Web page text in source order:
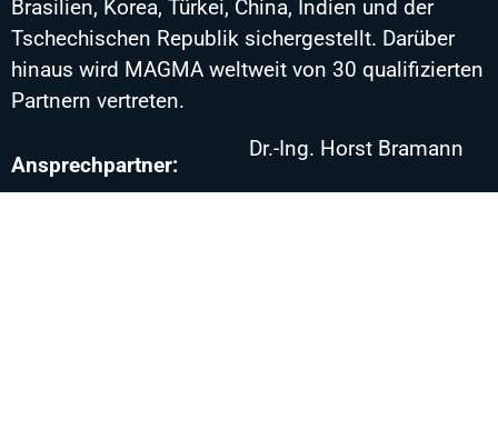
Brasilien, Korea, Türkei, China, Indien und der
Tschechischen Republik sichergestellt. Darüber
hinaus wird MAGMA weltweit von 30 qualifizierten
Partnern vertreten.
Ansprechpartner:
Dr.-Ing. Horst Bramann